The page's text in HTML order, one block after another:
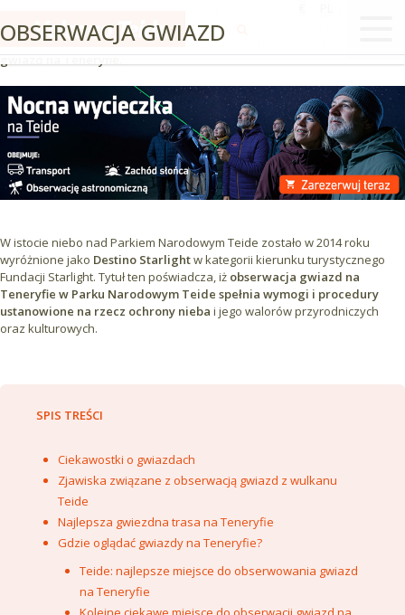
OBSERWACJA GWIAZD
Szczyty jej gór znajdują się z dala od zanieczyszczenia świetlnego
obszarów miejskich, co czyni jenajlepszym miejscem do obserwacji
gwiazd na Teneryfie.
W istocie niebo nad Parkiem Narodowym Teide zostało w 2014 roku
wyróżnione jako Destino Starlightw kategorii kierunku turystycznego
Fundacji Starlight. Tytuł ten poświadcza, iż obserwacja gwiazd na
Teneryfie w Parku Narodowym Teide spełnia wymogi i procedury
ustanowione na rzecz ochrony nieba i jego walorów przyrodniczych
oraz kulturowych.
SPIS TREŚCI
Ciekawostki o gwiazdach
Zjawiska związane z obserwacją gwiazd z wulkanu
Teide
Najlepsza gwiezdna trasa na Teneryfie
Gdzie oglądać gwiazdy na Teneryfie?
Teide: najlepsze miejsce do obserwowania gwiazd
na Teneryfie